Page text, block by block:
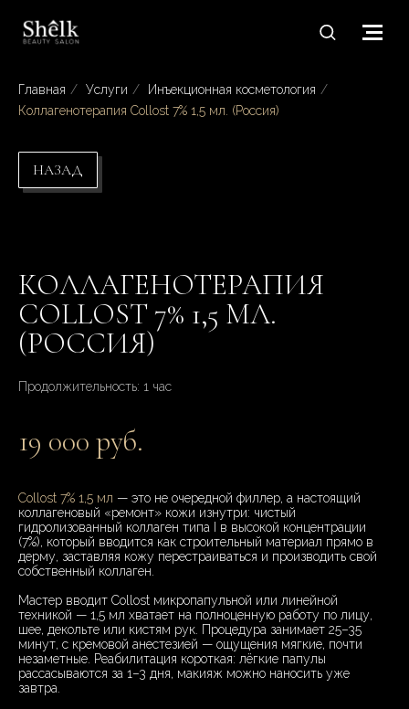
Главная / Услуги / Инъекционная косметология /
Коллагенотерапия Collost 7% 1,5 мл. (Россия)
НАЗАД
КОЛЛАГЕНОТЕРАПИЯ
COLLOST 7% 1,5 МЛ.
(РОССИЯ)
Продолжительность: 1 час
19 000 руб.
Collost 7% 1,5 мл — это не очередной филлер, а настоящий
коллагеновый «ремонт» кожи изнутри: чистый
гидролизованный коллаген типа I в высокой концентрации
(7%), который вводится как строительный материал прямо в
дерму, заставляя кожу перестраиваться и производить свой
собственный коллаген.
Мастер вводит Collost микропапульной или линейной
техникой — 1,5 мл хватает на полноценную работу по лицу,
шее, декольте или кистям рук. Процедура занимает 25–35
минут, с кремовой анестезией — ощущения мягкие, почти
незаметные. Реабилитация короткая: лёгкие папулы
рассасываются за 1–3 дня, макияж можно наносить уже
завтра.